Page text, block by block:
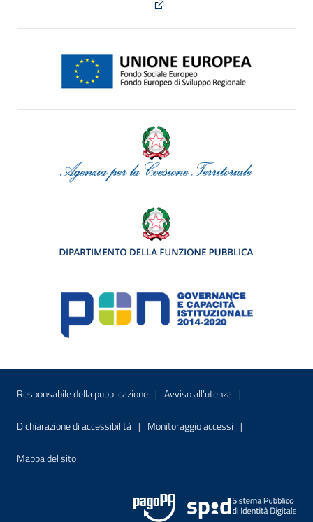
Menu di servizio
Responsabile della pubblicazione Sito interno - Apre in una nuova
Avviso all’utenza Sito interno -
Dichiarazione di accessibilità Sito interno - Apre in una nuova finestra
Monitoraggio accessi Sito interno -
Mappa del sitoSito interno - Apre nella stessa finestra